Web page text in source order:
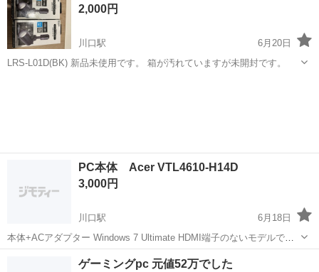
2,000円
川口駅
6月20日
LRS-L01D(BK) 新品未使用です。 箱が汚れていますが未開封です。
PC本体 Acer VTL4610-H14D
3,000円
川口駅
6月18日
本体+ACアダプター Windows 7 Ultimate HDMI端子のないモデルです
ので ご家庭で使用される場合は 下記が必要になると思われます ・モ
ニター（TVを使う場合は不要） ・DsubまたはDVIケーブル ・3...
デスクトップパソコン
ゲーミングpc 元値52万でした